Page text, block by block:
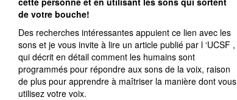
de votre bouche!
Des recherches intéressantes appuient ce lien avec les
sons et je vous invite à lire un article publié par l ‘UCSF ,
qui décrit en détail comment les humains sont
programmés pour répondre aux sons de la voix, raison
de plus pour apprendre à maîtriser la manière dont vous
utilisez votre voix.